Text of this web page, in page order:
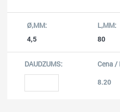
4,5 80
8.20